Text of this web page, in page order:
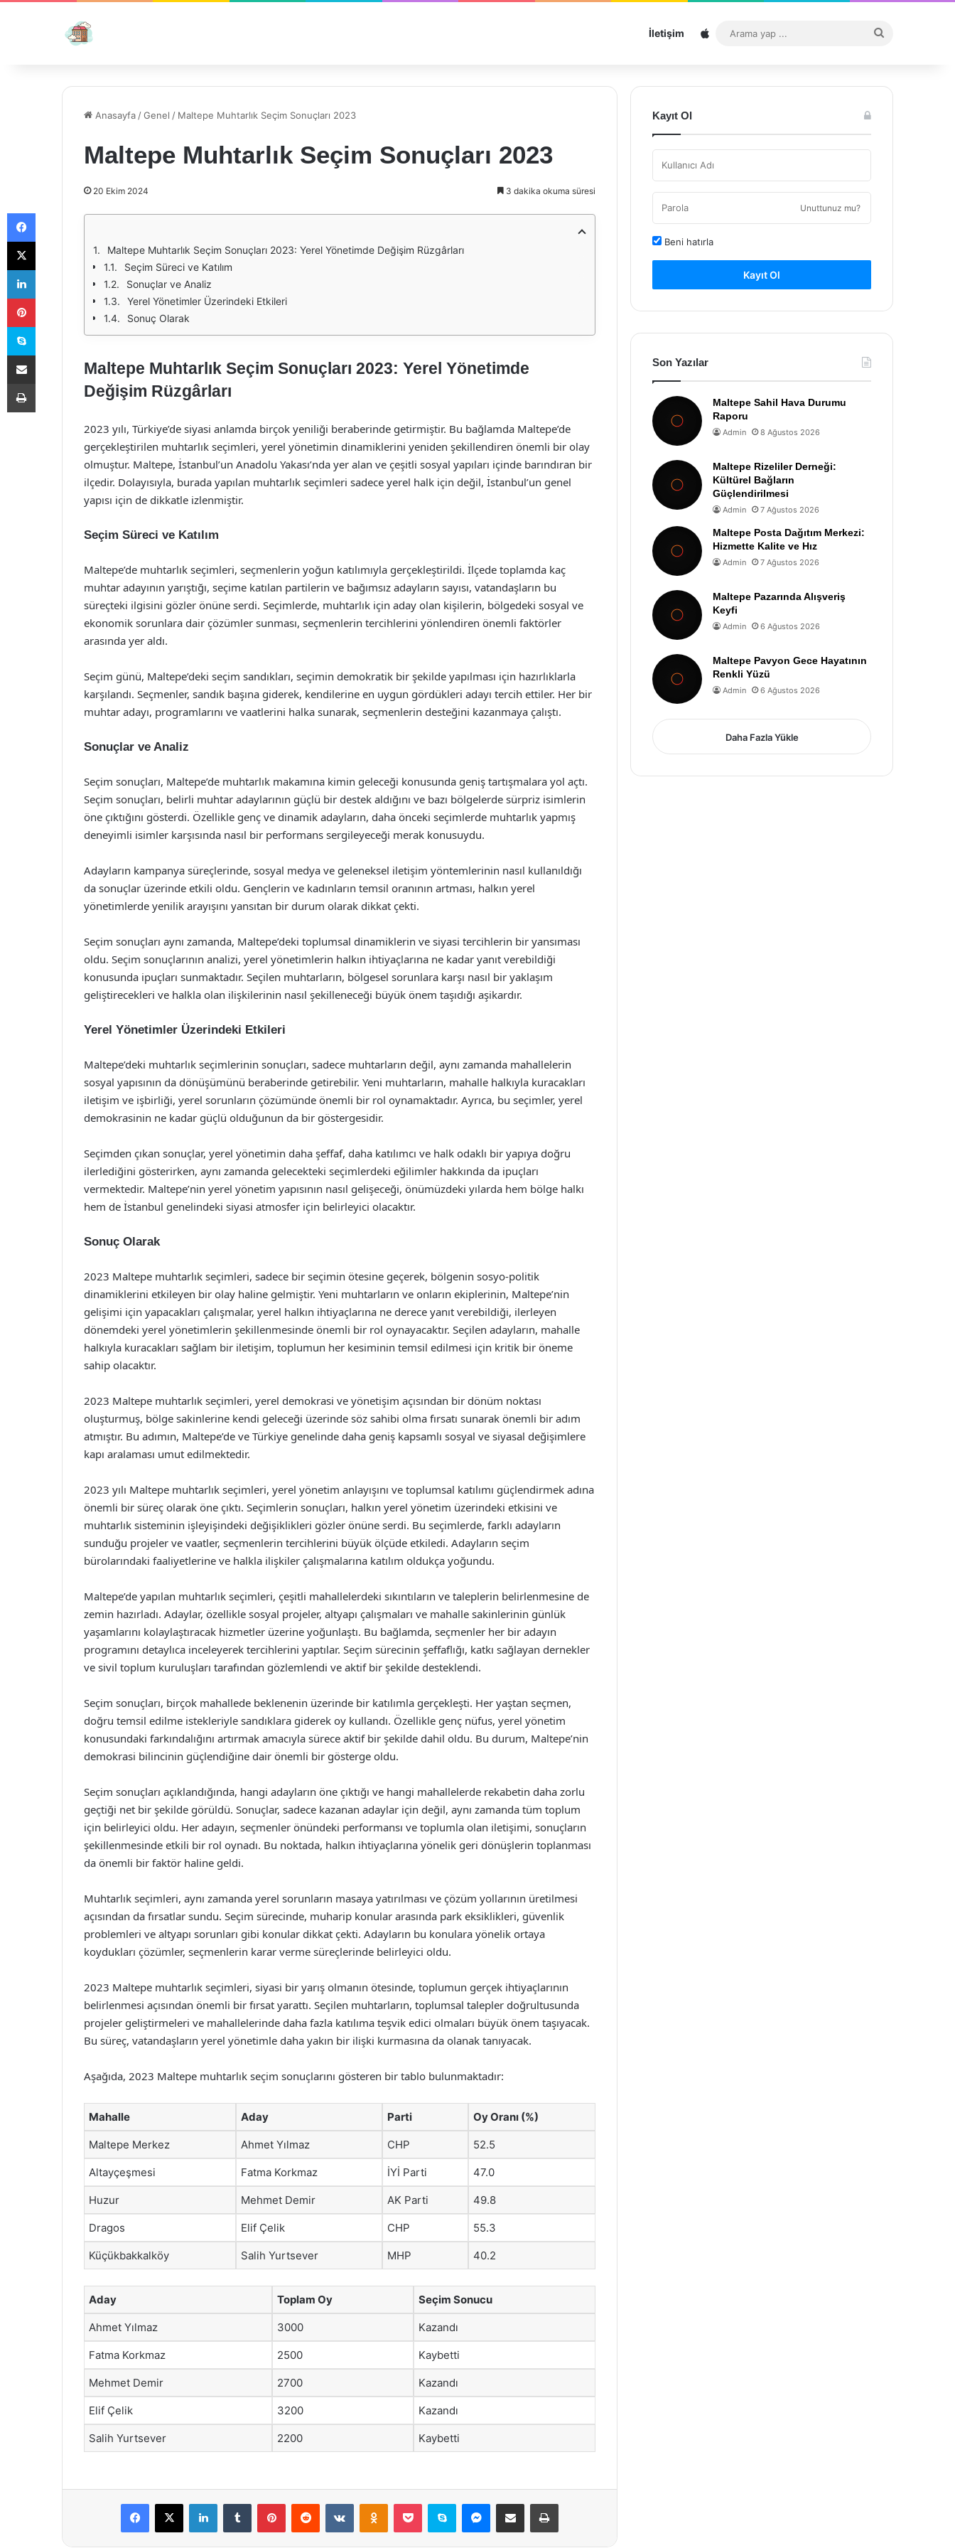
İletişim Sitemap
...
Anasayfa /Genel / Maltepe Muhtarlık Seçim Sonuçları 2023
Maltepe Muhtarlık Seçim Sonuçları 2023
20 Ekim 2024 3 dakika okuma süresi
Maltepe Muhtarlık Seçim Sonuçları 2023: Yerel Yönetimde Değişim Rüzgârları
Seçim Süreci ve Katılım
Sonuçlar ve Analiz
Yerel Yönetimler Üzerindeki Etkileri
Sonuç Olarak
Maltepe Muhtarlık Seçim Sonuçları 2023: Yerel Yönetimde
Değişim Rüzgârları
2023 yılı, Türkiye’de siyasi anlamda birçok yeniliği beraberinde getirmiştir. Bu bağlamda Maltepe’de
gerçekleştirilen muhtarlık seçimleri, yerel yönetimin dinamiklerini yeniden şekillendiren önemli bir olay
olmuştur. Maltepe, İstanbul’un Anadolu Yakası’nda yer alan ve çeşitli sosyal yapıları içinde barındıran bir
ilçedir. Dolayısıyla, burada yapılan muhtarlık seçimleri sadece yerel halk için değil, İstanbul’un genel
yapısı için de dikkatle izlenmiştir.
Seçim Süreci ve Katılım
Maltepe’de muhtarlık seçimleri, seçmenlerin yoğun katılımıyla gerçekleştirildi. İlçede toplamda kaç
muhtar adayının yarıştığı, seçime katılan partilerin ve bağımsız adayların sayısı, vatandaşların bu
süreçteki ilgisini gözler önüne serdi. Seçimlerde, muhtarlık için aday olan kişilerin, bölgedeki sosyal ve
ekonomik sorunlara dair çözümler sunması, seçmenlerin tercihlerini yönlendiren önemli faktörler
arasında yer aldı.
Seçim günü, Maltepe’deki seçim sandıkları, seçimin demokratik bir şekilde yapılması için hazırlıklarla
karşılandı. Seçmenler, sandık başına giderek, kendilerine en uygun gördükleri adayı tercih ettiler. Her bir
muhtar adayı, programlarını ve vaatlerini halka sunarak, seçmenlerin desteğini kazanmaya çalıştı.
Sonuçlar ve Analiz
Seçim sonuçları, Maltepe’de muhtarlık makamına kimin geleceği konusunda geniş tartışmalara yol açtı.
Seçim sonuçları, belirli muhtar adaylarının güçlü bir destek aldığını ve bazı bölgelerde sürpriz isimlerin
öne çıktığını gösterdi. Özellikle genç ve dinamik adayların, daha önceki seçimlerde muhtarlık yapmış
deneyimli isimler karşısında nasıl bir performans sergileyeceği merak konusuydu.
Adayların kampanya süreçlerinde, sosyal medya ve geleneksel iletişim yöntemlerinin nasıl kullanıldığı
da sonuçlar üzerinde etkili oldu. Gençlerin ve kadınların temsil oranının artması, halkın yerel
yönetimlerde yenilik arayışını yansıtan bir durum olarak dikkat çekti.
Seçim sonuçları aynı zamanda, Maltepe’deki toplumsal dinamiklerin ve siyasi tercihlerin bir yansıması
oldu. Seçim sonuçlarının analizi, yerel yönetimlerin halkın ihtiyaçlarına ne kadar yanıt verebildiği
konusunda ipuçları sunmaktadır. Seçilen muhtarların, bölgesel sorunlara karşı nasıl bir yaklaşım
geliştirecekleri ve halkla olan ilişkilerinin nasıl şekilleneceği büyük önem taşıdığı aşikardır.
Yerel Yönetimler Üzerindeki Etkileri
Maltepe’deki muhtarlık seçimlerinin sonuçları, sadece muhtarların değil, aynı zamanda mahallelerin
sosyal yapısının da dönüşümünü beraberinde getirebilir. Yeni muhtarların, mahalle halkıyla kuracakları
iletişim ve işbirliği, yerel sorunların çözümünde önemli bir rol oynamaktadır. Ayrıca, bu seçimler, yerel
demokrasinin ne kadar güçlü olduğunun da bir göstergesidir.
Seçimden çıkan sonuçlar, yerel yönetimin daha şeffaf, daha katılımcı ve halk odaklı bir yapıya doğru
ilerlediğini gösterirken, aynı zamanda gelecekteki seçimlerdeki eğilimler hakkında da ipuçları
vermektedir. Maltepe’nin yerel yönetim yapısının nasıl gelişeceği, önümüzdeki yılarda hem bölge halkı
hem de İstanbul genelindeki siyasi atmosfer için belirleyici olacaktır.
Sonuç Olarak
2023 Maltepe muhtarlık seçimleri, sadece bir seçimin ötesine geçerek, bölgenin sosyo-politik
dinamiklerini etkileyen bir olay haline gelmiştir. Yeni muhtarların ve onların ekiplerinin, Maltepe’nin
gelişimi için yapacakları çalışmalar, yerel halkın ihtiyaçlarına ne derece yanıt verebildiği, ilerleyen
dönemdeki yerel yönetimlerin şekillenmesinde önemli bir rol oynayacaktır. Seçilen adayların, mahalle
halkıyla kuracakları sağlam bir iletişim, toplumun her kesiminin temsil edilmesi için kritik bir öneme
sahip olacaktır.
2023 Maltepe muhtarlık seçimleri, yerel demokrasi ve yönetişim açısından bir dönüm noktası
oluşturmuş, bölge sakinlerine kendi geleceği üzerinde söz sahibi olma fırsatı sunarak önemli bir adım
atmıştır. Bu adımın, Maltepe’de ve Türkiye genelinde daha geniş kapsamlı sosyal ve siyasal değişimlere
kapı aralaması umut edilmektedir.
2023 yılı Maltepe muhtarlık seçimleri, yerel yönetim anlayışını ve toplumsal katılımı güçlendirmek adına
önemli bir süreç olarak öne çıktı. Seçimlerin sonuçları, halkın yerel yönetim üzerindeki etkisini ve
muhtarlık sisteminin işleyişindeki değişiklikleri gözler önüne serdi. Bu seçimlerde, farklı adayların
sunduğu projeler ve vaatler, seçmenlerin tercihlerini büyük ölçüde etkiledi. Adayların seçim
bürolarındaki faaliyetlerine ve halkla ilişkiler çalışmalarına katılım oldukça yoğundu.
Maltepe’de yapılan muhtarlık seçimleri, çeşitli mahallelerdeki sıkıntıların ve taleplerin belirlenmesine de
zemin hazırladı. Adaylar, özellikle sosyal projeler, altyapı çalışmaları ve mahalle sakinlerinin günlük
yaşamlarını kolaylaştıracak hizmetler üzerine yoğunlaştı. Bu bağlamda, seçmenler her bir adayın
programını detaylıca inceleyerek tercihlerini yaptılar. Seçim sürecinin şeffaflığı, katkı sağlayan dernekler
ve sivil toplum kuruluşları tarafından gözlemlendi ve aktif bir şekilde desteklendi.
Seçim sonuçları, birçok mahallede beklenenin üzerinde bir katılımla gerçekleşti. Her yaştan seçmen,
doğru temsil edilme istekleriyle sandıklara giderek oy kullandı. Özellikle genç nüfus, yerel yönetim
konusundaki farkındalığını artırmak amacıyla sürece aktif bir şekilde dahil oldu. Bu durum, Maltepe’nin
demokrasi bilincinin güçlendiğine dair önemli bir gösterge oldu.
Seçim sonuçları açıklandığında, hangi adayların öne çıktığı ve hangi mahallelerde rekabetin daha zorlu
geçtiği net bir şekilde görüldü. Sonuçlar, sadece kazanan adaylar için değil, aynı zamanda tüm toplum
için belirleyici oldu. Her adayın, seçmenler önündeki performansı ve toplumla olan iletişimi, sonuçların
şekillenmesinde etkili bir rol oynadı. Bu noktada, halkın ihtiyaçlarına yönelik geri dönüşlerin toplanması
da önemli bir faktör haline geldi.
Muhtarlık seçimleri, aynı zamanda yerel sorunların masaya yatırılması ve çözüm yollarının üretilmesi
açısından da fırsatlar sundu. Seçim sürecinde, muharip konular arasında park eksiklikleri, güvenlik
problemleri ve altyapı sorunları gibi konular dikkat çekti. Adayların bu konulara yönelik ortaya
koydukları çözümler, seçmenlerin karar verme süreçlerinde belirleyici oldu.
2023 Maltepe muhtarlık seçimleri, siyasi bir yarış olmanın ötesinde, toplumun gerçek ihtiyaçlarının
belirlenmesi açısından önemli bir fırsat yarattı. Seçilen muhtarların, toplumsal talepler doğrultusunda
projeler geliştirmeleri ve mahallelerinde daha fazla katılıma teşvik edici olmaları büyük önem taşıyacak.
Bu süreç, vatandaşların yerel yönetimle daha yakın bir ilişki kurmasına da olanak tanıyacak.
Aşağıda, 2023 Maltepe muhtarlık seçim sonuçlarını gösteren bir tablo bulunmaktadır:
Mahalle Aday Parti Oy Oranı (%)
Maltepe Merkez Ahmet Yılmaz CHP 52.5
Altayçeşmesi Fatma Korkmaz İYİ Parti 47.0
Huzur Mehmet Demir AK Parti 49.8
Dragos Elif Çelik CHP 55.3
Küçükbakkalköy Salih Yurtsever MHP 40.2
Aday Toplam Oy Seçim Sonucu
Ahmet Yılmaz 3000 Kazandı
Fatma Korkmaz 2500 Kaybetti
Mehmet Demir 2700 Kazandı
Elif Çelik 3200 Kazandı
Salih Yurtsever 2200 Kaybetti
Facebook
X LinkedInTumblr PinterestReddit VKontakteOdnoklassniki
Pocket Skype Messenger
E-Posta ile paylaş Yazdır
Kayıt Ol
Unuttunuz mu?
Beni hatırla
Kayıt Ol
Son Yazılar
Maltepe Sahil Hava Durumu
Raporu
Admin 8 Ağustos 2026
Maltepe Rizeliler Derneği:
Kültürel Bağların
Güçlendirilmesi
Admin 7 Ağustos 2026
Maltepe Posta Dağıtım Merkezi:
Hizmette Kalite ve Hız
Admin 7 Ağustos 2026
Maltepe Pazarında Alışveriş
Keyfi
Admin 6 Ağustos 2026
Maltepe Pavyon Gece Hayatının
Renkli Yüzü
Admin 6 Ağustos 2026
Daha Fazla Yükle
Facebook
X
LinkedIn
Pinterest
Skype
E-Posta ile paylaş